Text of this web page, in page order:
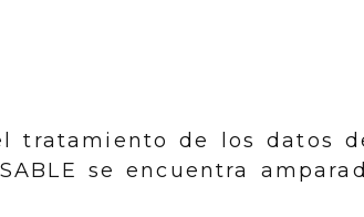
tratamiento de los datos
se encuentra